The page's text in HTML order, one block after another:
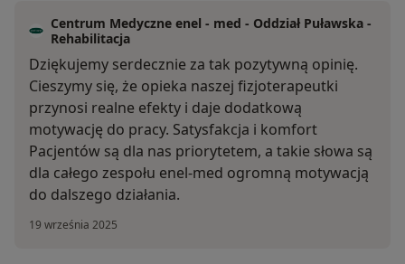
Centrum Medyczne enel - med - Oddział Puławska -
Rehabilitacja
Dziękujemy serdecznie za tak pozytywną opinię.
Cieszymy się, że opieka naszej fizjoterapeutki
przynosi realne efekty i daje dodatkową
motywację do pracy. Satysfakcja i komfort
Pacjentów są dla nas priorytetem, a takie słowa są
dla całego zespołu enel-med ogromną motywacją
do dalszego działania.
19 września 2025